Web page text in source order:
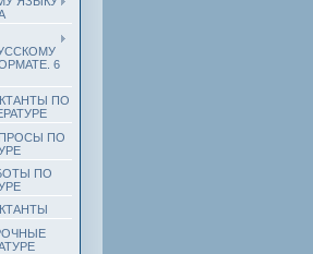
6
ПО
ПО
ПО